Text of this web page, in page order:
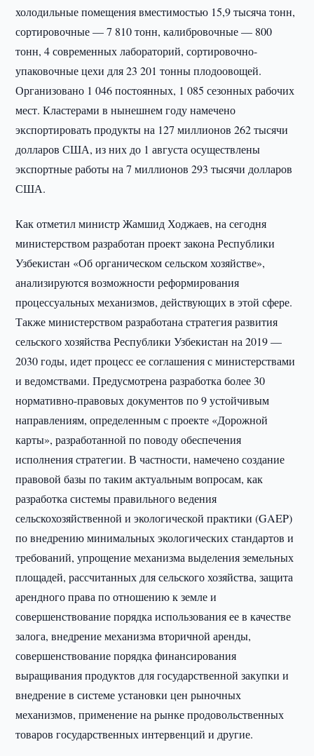
холодильные помещения вместимостью 15,9 тысяча тонн,
сортировочные — 7 810 тонн, калибровочные — 800
тонн, 4 современных лабораторий, сортировочно-
упаковочные цехи для 23 201 тонны плодоовощей.
Организовано 1 046 постоянных, 1 085 сезонных рабочих
мест. Кластерами в нынешнем году намечено
экспортировать продукты на 127 миллионов 262 тысячи
долларов США, из них до 1 августа осуществлены
экспортные работы на 7 миллионов 293 тысячи долларов
США.
Как отметил министр Жамшид Ходжаев, на сегодня
министерством разработан проект закона Республики
Узбекистан «Об органическом сельском хозяйстве»,
анализируются возможности реформирования
процессуальных механизмов, действующих в этой сфере.
Также министерством разработана стратегия развития
сельского хозяйства Республики Узбекистан на 2019 —
2030 годы, идет процесс ее соглашения с министерствами
и ведомствами. Предусмотрена разработка более 30
нормативно-правовых документов по 9 устойчивым
направлениям, определенным с проекте «Дорожной
карты», разработанной по поводу обеспечения
исполнения стратегии. В частности, намечено создание
правовой базы по таким актуальным вопросам, как
разработка системы правильного ведения
сельскохозяйственной и экологической практики (GAEP)
по внедрению минимальных экологических стандартов и
требований, упрощение механизма выделения земельных
площадей, рассчитанных для сельского хозяйства, защита
арендного права по отношению к земле и
совершенствование порядка использования ее в качестве
залога, внедрение механизма вторичной аренды,
совершенствование порядка финансирования
выращивания продуктов для государственной закупки и
внедрение в системе установки цен рыночных
механизмов, применение на рынке продовольственных
товаров государственных интервенций и другие.